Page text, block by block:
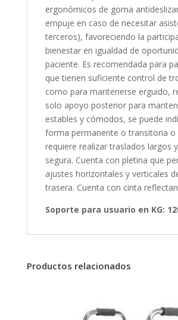
ergonómicos de goma
empuje en caso de necesitar
terceros), favoreciendo la
bienestar en igualdad de
paciente. Es recomendada para
que tienen suficiente control de
como para mantenerse erguido,
solo apoyo posterior para
estables y cómodos, se puede
forma permanente o transitoria o
requiere realizar traslados largos
segura. Cuenta con pletina que
ajustes horizontales y verticales
trasera. Cuenta con cinta
Soporte para usuario en KG:
Productos relacionados